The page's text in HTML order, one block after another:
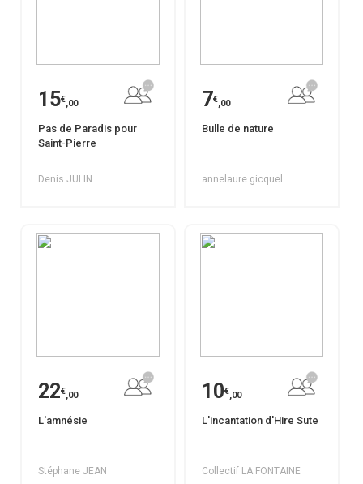
15€,00
Pas de Paradis pour
Saint-Pierre
Denis JULIN
7€,00
Bulle de nature
annelaure gicquel
22€,00
L'amnésie
Stéphane JEAN
10€,00
L'incantation d'Hire Sute
Collectif LA FONTAINE